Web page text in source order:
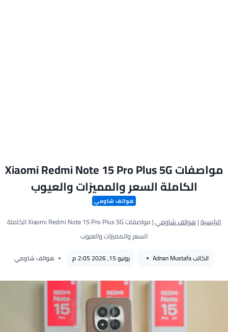
مواصفات Xiaomi Redmi Note 15 Pro Plus 5G
الكاملة السعر والمميزات والعيوب
هواتف شاومي
الرئيسية|هواتف شاومي|
مواصفات Xiaomi Redmi Note 15 Pro Plus 5G الكاملة
السعر والمميزات والعيوب
الكاتبAdnan Mustafa يونيو 15, 2026 2:05 م هواتف شاومي